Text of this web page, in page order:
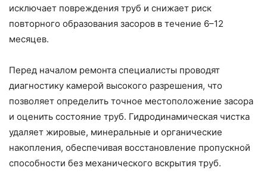
исключает повреждения труб и снижает риск
повторного образования засоров в течение 6–12
месяцев.
Перед началом ремонта специалисты проводят
диагностику камерой высокого разрешения, что
позволяет определить точное местоположение засора
и оценить состояние труб. Гидродинамическая чистка
удаляет жировые, минеральные и органические
накопления, обеспечивая восстановление пропускной
способности без механического вскрытия труб.